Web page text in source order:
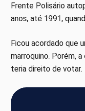
Frente Polisário
anos, até 1991,
Ficou acordado que
marroquino. Porém,
teria direito de votar.